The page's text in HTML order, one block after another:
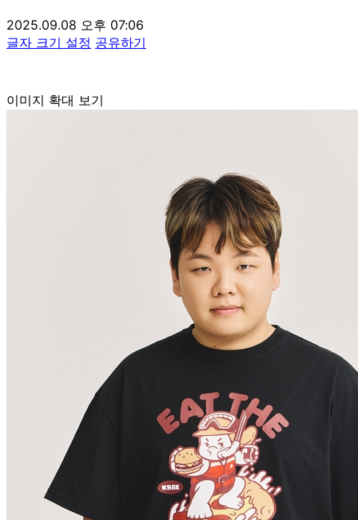
2025.09.08 오후 07:06
글자 크기 설정 공유하기
이미지 확대 보기